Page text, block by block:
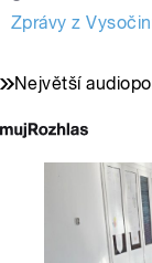
Zprávy z
Největší